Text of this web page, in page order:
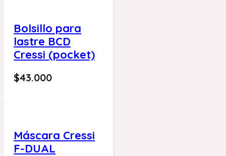
Bolsillo para
lastre BCD
Cressi (pocket)
$43.000
Máscara Cressi
F-DUAL